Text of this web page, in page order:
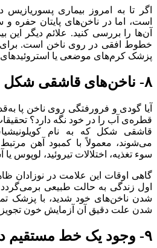
اگر تا به امروز بیماری
است، اما در ناخن‌های پایتان حفره و
آن‌ها را بررسی کنید. علائم دیگر
خطوط افقی در روی ناخن است. برای
پزشک کرم‌های موضعی یا استروئیدهای
۸- ناخن‌های قاشقی شکل
آیا گودی و فرورفتگی روی ناخن پا
قطره‌ی آب را در خود نگه دارد؟
می‌شوند، معمولاً با کمبود آهن مرتبط
سوء تغذیه، اختلالات تیروئید، لوپوس
گاهی اوقات این علامت در نوزادان
اول زندگی به حالت طبیعی
شدن ناخن‌های خود شدید، با پزشک
شدن علت دقیق آن آزمایش خون تجویز
۹- وجود یک خط مستقیم در زیر ناخن‌ پا